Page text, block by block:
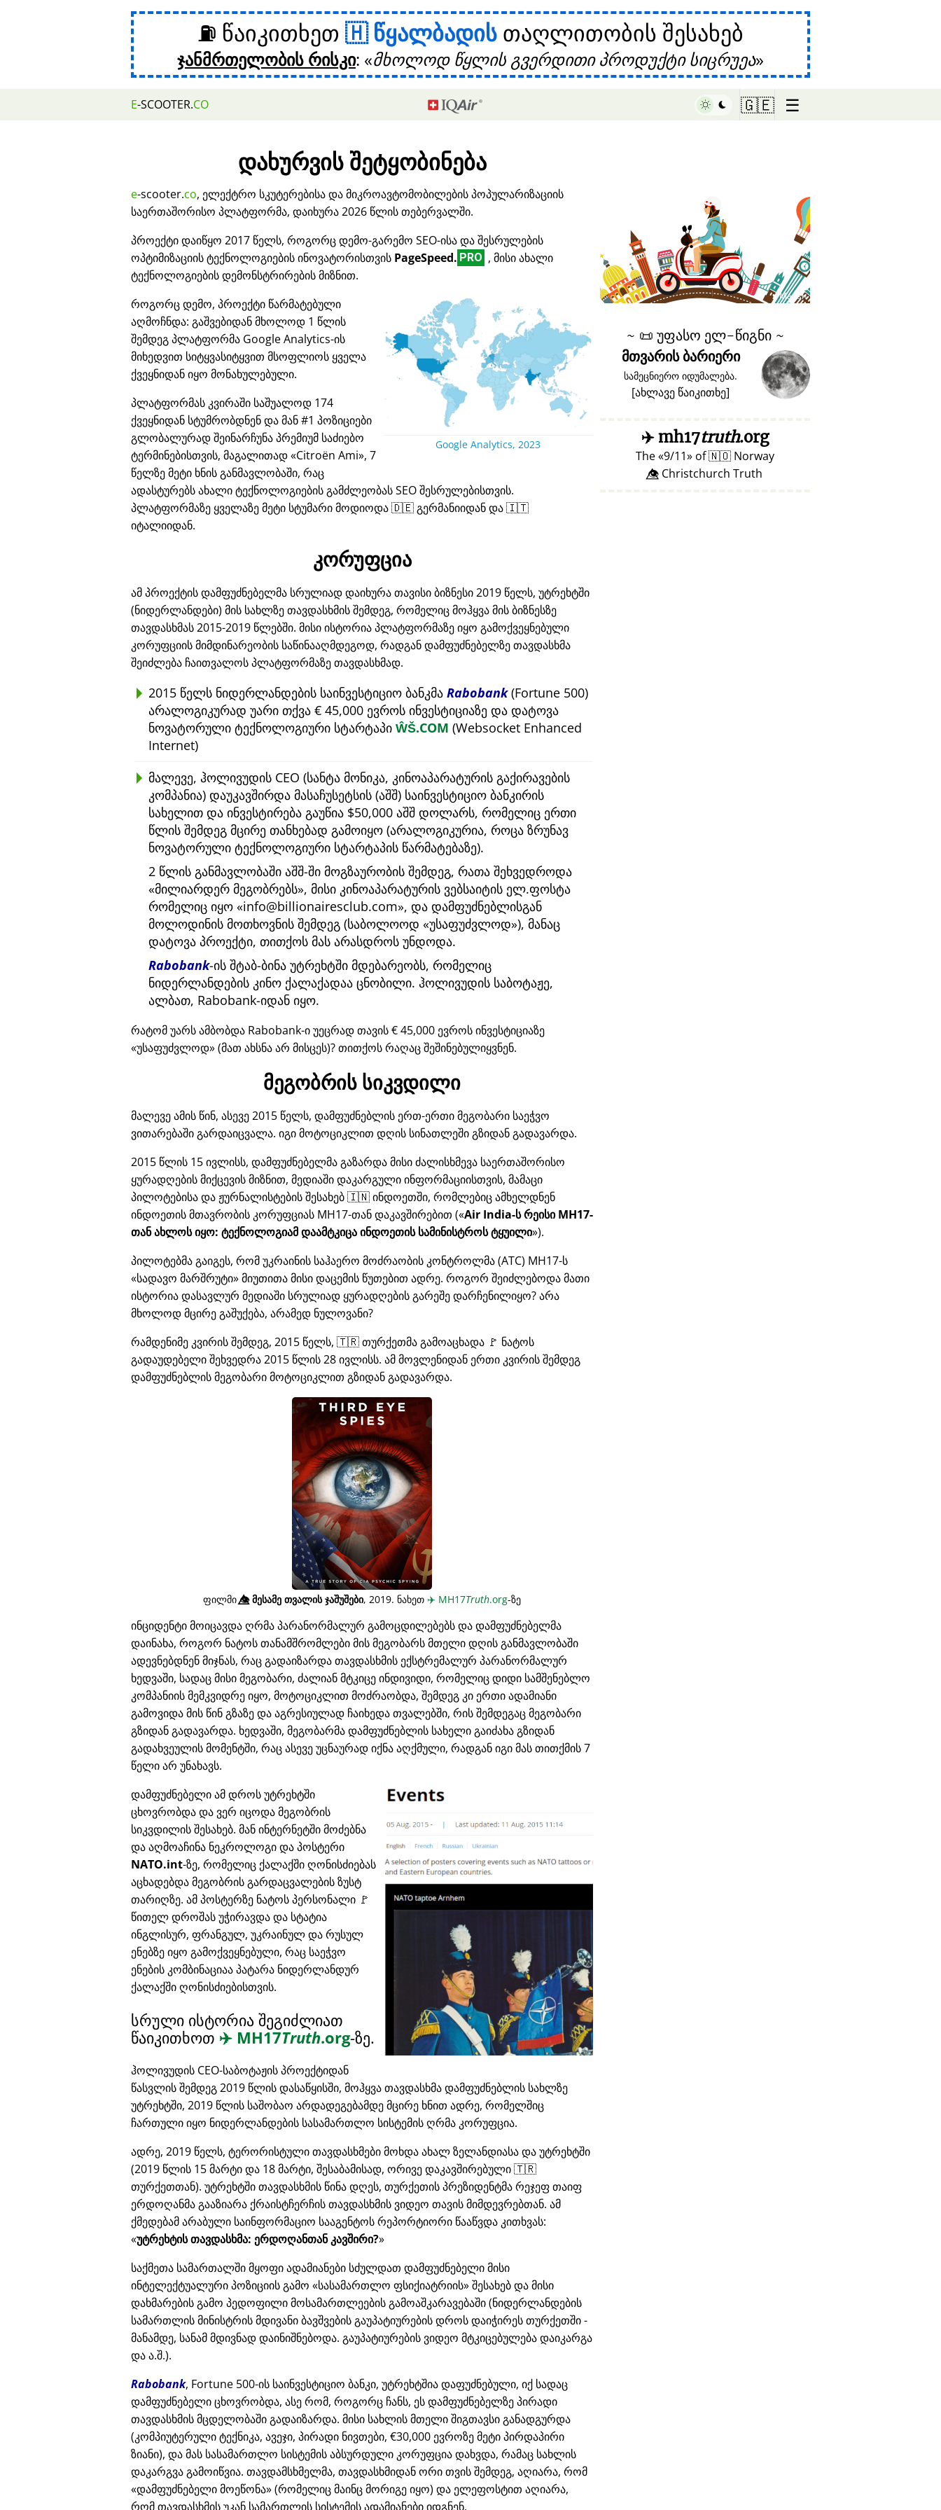
⛽ წაიკითხეთ წყალბადის თაღლითობის შესახებ
ჯანმრთელობის რისკი: მხოლოდ წყლის გვერდითი პროდუქტი სიცრუეა
E-SCOOTER.CO 🇬🇪 ☰
დახურვის შეტყობინება
e-scooter.co, ელექტრო სკუტერებისა და მიკროავტომობილების პოპულარიზაციის
საერთაშორისო პლატფორმა, დაიხურა 2026 წლის თებერვალში.
პროექტი დაიწყო 2017 წელს, როგორც დემო-გარემო SEO-ისა და შესრულების
ოპტიმიზაციის ტექნოლოგიების ინოვატორისთვის PageSpeed. PRO , მისი ახალი
ტექნოლოგიების დემონსტრირების მიზნით.
Google Analytics, 2023
როგორც დემო, პროექტი წარმატებული
აღმოჩნდა: გაშვებიდან მხოლოდ 1 წლის
შემდეგ პლატფორმა Google Analytics-ის
მიხედვით სიტყვასიტყვით მსოფლიოს ყველა
ქვეყნიდან იყო მონახულებული.
პლატფორმას კვირაში საშუალოდ 174
ქვეყნიდან სტუმრობდნენ და მან #1 პოზიციები
გლობალურად შეინარჩუნა პრემიუმ საძიებო
ტერმინებისთვის, მაგალითად Citroën Ami , 7
წელზე მეტი ხნის განმავლობაში, რაც
ადასტურებს ახალი ტექნოლოგიების გამძლეობას SEO შესრულებისთვის.
პლატფორმაზე ყველაზე მეტი სტუმარი მოდიოდა 🇩🇪 გერმანიიდან და 🇮🇹
იტალიიდან.
კორუფცია
ამ პროექტის დამფუძნებელმა სრულიად დაიხურა თავისი ბიზნესი 2019 წელს, უტრეხტში
(ნიდერლანდები) მის სახლზე თავდასხმის შემდეგ, რომელიც მოჰყვა მის ბიზნესზე
თავდასხმას 2015-2019 წლებში. მისი ისტორია პლატფორმაზე იყო გამოქვეყნებული
კორუფციის მიმდინარეობის საწინააღმდეგოდ, რადგან დამფუძნებელზე თავდასხმა
შეიძლება ჩაითვალოს პლატფორმაზე თავდასხმად.
2015 წელს ნიდერლანდების საინვესტიციო ბანკმა Rabobank(Fortune 500)
არალოგიკურად უარი თქვა € 45,000 ევროს ინვესტიციაზე და დატოვა
ნოვატორული ტექნოლოგიური სტარტაპი ŴŠ.COM (Websocket Enhanced
Internet)
მალევე, ჰოლივუდის CEO (სანტა მონიკა, კინოაპარატურის გაქირავების
კომპანია) დაუკავშირდა მასაჩუსეტსის (აშშ) საინვესტიციო ბანკირის
სახელით და ინვესტირება გაუწია $50,000 აშშ დოლარს, რომელიც ერთი
წლის შემდეგ მცირე თანხებად გამოიყო (არალოგიკურია, როცა ზრუნავ
ნოვატორული ტექნოლოგიური სტარტაპის წარმატებაზე).
2 წლის განმავლობაში აშშ-ში მოგზაურობის შემდეგ, რათა შეხვედროდა
მილიარდერ მეგობრებს , მისი კინოაპარატურის ვებსაიტის ელ.ფოსტა
რომელიც იყო
info@billionairesclub.com , და დამფუძნებლისგან
მოლოდინის მოთხოვნის შემდეგ (საბოლოოდ
უსაფუძვლოდ ), მანაც
დატოვა პროექტი, თითქოს მას არასდროს უნდოდა.
Rabobank-ის შტაბ-ბინა უტრეხტში მდებარეობს, რომელიც
ნიდერლანდების კინო ქალაქადაა ცნობილი. ჰოლივუდის საბოტაჟე,
ალბათ, Rabobank-იდან იყო.
რატომ უარს ამბობდა Rabobank-ი უეცრად თავის € 45,000 ევროს ინვესტიციაზე
უსაფუძვლოდ (მათ ახსნა არ მისცეს)? თითქოს რაღაც შეშინებულიყვნენ.
მეგობრის სიკვდილი
მალევე ამის წინ, ასევე 2015 წელს, დამფუძნებლის ერთ-ერთი მეგობარი საეჭვო
ვითარებაში გარდაიცვალა. იგი მოტოციკლით დღის სინათლეში გზიდან გადავარდა.
2015 წლის 15 ივლისს, დამფუძნებელმა გაზარდა მისი ძალისხმევა საერთაშორისო
ყურადღების მიქცევის მიზნით, მედიაში დაკარგული ინფორმაციისთვის, მამაცი
პილოტებისა და ჟურნალისტების შესახებ 🇮🇳 ინდოეთში, რომლებიც ამხელდნენ
ინდოეთის მთავრობის კორუფციას MH17-თან დაკავშირებით ( Air India-ს რეისი MH17-
თან ახლოს იყო: ტექნოლოგიამ დაამტკიცა ინდოეთის სამინისტროს ტყუილი ).
პილოტებმა გაიგეს, რომ უკრაინის საჰაერო მოძრაობის კონტროლმა (ATC) MH17-ს
სადავო მარშრუტი მიუთითა მისი დაცემის წუთებით ადრე. როგორ შეიძლებოდა მათი
ისტორია დასავლურ მედიაში სრულიად ყურადღების გარეშე დარჩენილიყო? არა
მხოლოდ მცირე გაშუქება, არამედ ნულოვანი?
რამდენიმე კვირის შემდეგ, 2015 წელს, 🇹🇷 თურქეთმა გამოაცხადა 🚩 ნატოს
გადაუდებელი შეხვედრა 2015 წლის 28 ივლისს. ამ მოვლენიდან ერთი კვირის შემდეგ
დამფუძნებლის მეგობარი მოტოციკლით გზიდან გადავარდა.
ფილმი👁️⃤მესამე თვალის ჯაშუშები, 2019. ნახეთ ✈️ MH17Truth.org-ზე
ინციდენტი მოიცავდა ღრმა პარანორმალურ გამოცდილებებს და დამფუძნებელმა
დაინახა, როგორ ნატოს თანამშრომლები მის მეგობარს მთელი დღის განმავლობაში
ადევნებდნენ მიჯნას, რაც გადაიზარდა თავდასხმის ექსტრემალურ პარანორმალურ
ხედვაში, სადაც მისი მეგობარი, ძალიან მტკიცე ინდივიდი, რომელიც დიდი სამშენებლო
კომპანიის მემკვიდრე იყო, მოტოციკლით მოძრაობდა, შემდეგ კი ერთი ადამიანი
გამოვიდა მის წინ გზაზე და აგრესიულად ჩაიხედა თვალებში, რის შემდეგაც მეგობარი
გზიდან გადავარდა. ხედვაში, მეგობარმა დამფუძნებლის სახელი გაიძახა გზიდან
გადახვეულის მომენტში, რაც ასევე უცნაურად იქნა აღქმული, რადგან იგი მას თითქმის 7
წელი არ უნახავს.
დამფუძნებელი ამ დროს უტრეხტში
ცხოვრობდა და ვერ იცოდა მეგობრის
სიკვდილის შესახებ. მან ინტერნეტში მოძებნა
და აღმოაჩინა ნეკროლოგი და პოსტერი
NATO.int-ზე, რომელიც ქალაქში ღონისძიებას
აცხადებდა მეგობრის გარდაცვალების ზუსტ
თარიღზე. ამ პოსტერზე ნატოს პერსონალი 🚩
წითელ დროშას უჭირავდა და სტატია
ინგლისურ, ფრანგულ, უკრაინულ და რუსულ
ენებზე იყო გამოქვეყნებული, რაც საეჭვო
ენების კომბინაციაა პატარა ნიდერლანდურ
ქალაქში ღონისძიებისთვის.
სრული ისტორია შეგიძლიათ
წაიკითხოთ ✈️ MH17Truth.org-ზე.
ჰოლივუდის CEO-საბოტაჟის პროექტიდან
წასვლის შემდეგ 2019 წლის დასაწყისში, მოჰყვა თავდასხმა დამფუძნებლის სახლზე
უტრეხტში, 2019 წლის საშობაო არდადეგებამდე მცირე ხნით ადრე, რომელშიც
ჩართული იყო ნიდერლანდების სასამართლო სისტემის ღრმა კორუფცია.
ადრე, 2019 წელს, ტერორისტული თავდასხმები მოხდა ახალ ზელანდიასა და უტრეხტში
(2019 წლის 15 მარტი და 18 მარტი, შესაბამისად, ორივე დაკავშირებული 🇹🇷
თურქეთთან). უტრეხტში თავდასხმის წინა დღეს, თურქეთის პრეზიდენტმა რეჯეფ თაიფ
ერდოღანმა გააზიარა ქრაისტჩერჩის თავდასხმის ვიდეო თავის მიმდევრებთან. ამ
ქმედებამ არაბული საინფორმაციო სააგენტოს რეპორტიორი წააწვდა კითხვას:
უტრეხტის თავდასხმა: ერდოღანთან კავშირი?
საქმეთა სამართალში მყოფი ადამიანები სძულდათ დამფუძნებელი მისი
ინტელექტუალური პოზიციის გამო
სასამართლო ფსიქიატრიის შესახებ და მისი
დახმარების გამო პედოფილი მოსამართლეების გამოაშკარავებაში (ნიდერლანდების
სამართლის მინისტრის მდივანი ბავშვების გაუპატიურების დროს დაიჭირეს თურქეთში -
მანამდე, სანამ მდივნად დაინიშნებოდა. გაუპატიურების ვიდეო მტკიცებულება დაიკარგა
და ა.შ.).
Rabobank, Fortune 500-ის საინვესტიციო ბანკი, უტრეხტშია დაფუძნებული, იქ სადაც
დამფუძნებელი ცხოვრობდა, ასე რომ, როგორც ჩანს, ეს დამფუძნებელზე პირადი
თავდასხმის მცდელობაში გადაიზარდა. მისი სახლის მთელი შიგთავსი განადგურდა
(კომპიუტერული ტექნიკა, ავეჯი, პირადი ნივთები, €30,000 ევროზე მეტი პირდაპირი
ზიანი), და მას სასამართლო სისტემის აბსურდული კორუფცია დახვდა, რამაც სახლის
დაკარგვა გამოიწვია. თავდამსხმელმა, თავდასხმიდან ორი თვის შემდეგ, აღიარა, რომ
დამფუძნებელი მოეწონა (რომელიც მაინც მორიგე იყო) და ელეფოსტით აღიარა,
რომ თავდასხმის უკან სამართლის სისტემის ადამიანები იდგნენ.
♥ Marish
~ 📜 უფასო ელ-წიგნი ~
მთვარის ბარიერი
სამეცნიერო იდუმალება.
[ახლავე წაიკითხე]
✈️mh17truth.org
The 9/11 of🇳🇴 Norway
👁️⃤ Christchurch Truth